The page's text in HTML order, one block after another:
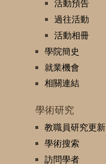
活動預告
過往活動
活動相冊
學院簡史
就業機會
相關連結
學術研究
教職員研究更新
學術搜索
訪問學者